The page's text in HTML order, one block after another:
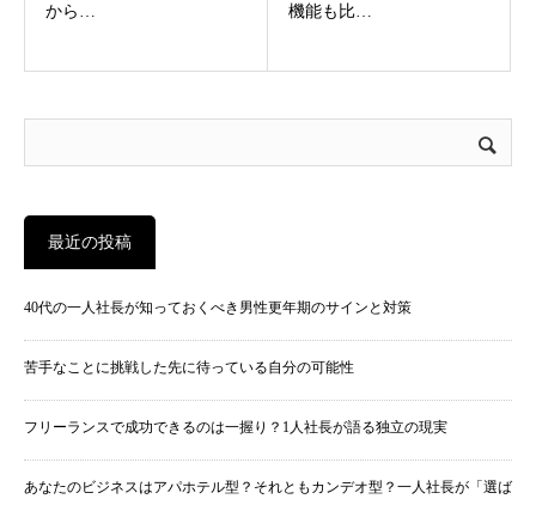
から…
機能も比…
最近の投稿
40代の一人社長が知っておくべき男性更年期のサインと対策
苦手なことに挑戦した先に待っている自分の可能性
フリーランスで成功できるのは一握り？1人社長が語る独立の現実
あなたのビジネスはアパホテル型？それともカンデオ型？一人社長が「選ば